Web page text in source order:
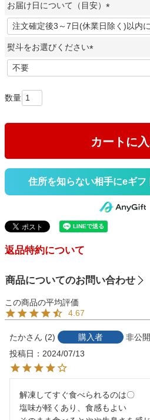
お届け日について（目安）
(
必
)
熨斗をお選びください
必
カートに
住所を知らない相手にeギフ
返品特約について
商品についてのお問い合わせ
4.67
たか 2 購入者
非公開
投稿日
2024/07/13
解凍してすぐ食べられるのは〇
塩味が軽くあり、食感もよい